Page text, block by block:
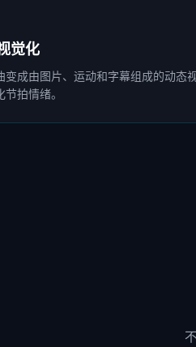
觉化
变成由图片、运动和字幕组成的动态
拍情绪。